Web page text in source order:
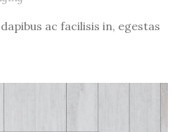
ac facilisis in, egestas